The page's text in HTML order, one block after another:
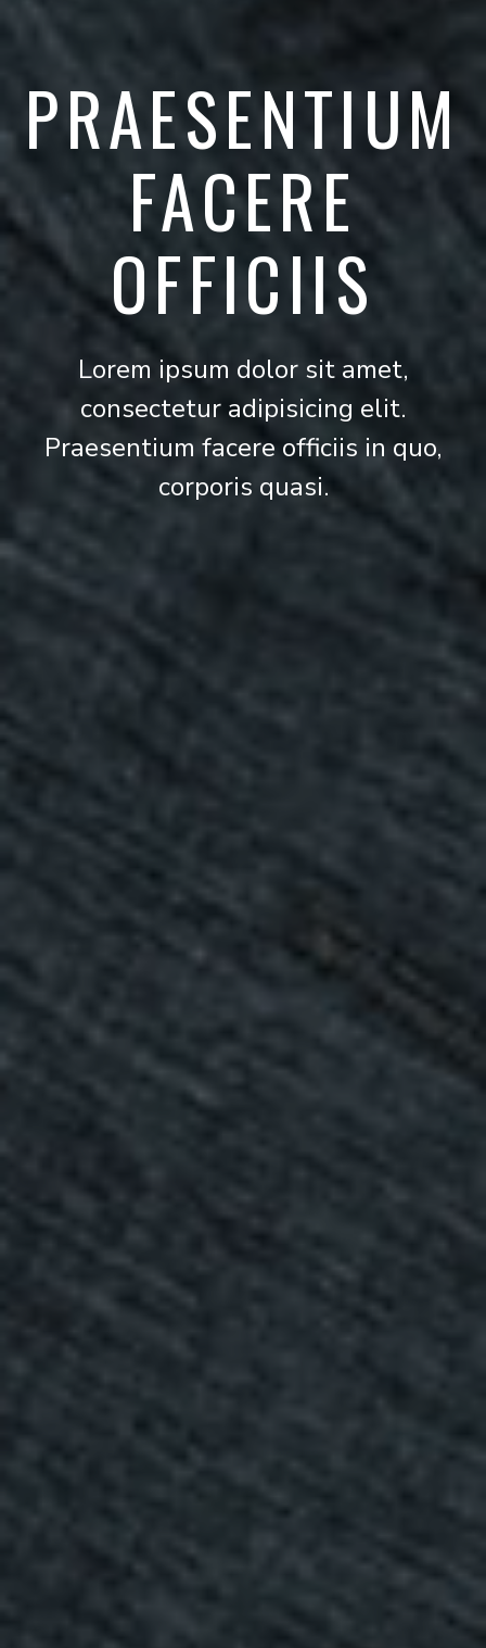
PRAESENTIUM
FACERE
OFFICIIS
Lorem ipsum dolor sit amet,
consectetur adipisicing elit.
Praesentium facere officiis in quo,
corporis quasi.